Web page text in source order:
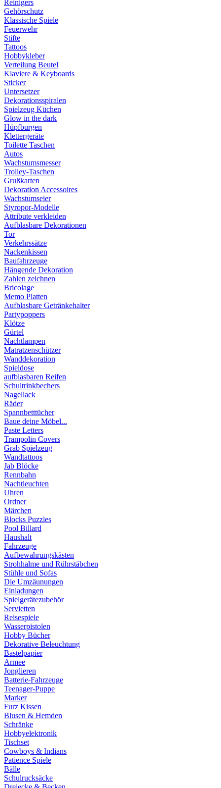
Reinigers
Gehörschutz
Klassische Spiele
Feuerwehr
Stifte
Tattoos
Hobbykleber
Verteilung Beutel
Klaviere & Keyboards
Sticker
Untersetzer
Dekorationsspiralen
Spielzeug Küchen
Glow in the dark
Hüpfburgen
Klettergeräte
Toilette Taschen
Autos
Wachstumsmesser
Trolley-Taschen
Grußkarten
Dekoration Accessoires
Wachstumseier
Styropor-Modelle
Attribute verkleiden
Aufblasbare Dekorationen
Tor
Verkehrssätze
Nackenkissen
Baufahrzeuge
Hängende Dekoration
Zahlen zeichnen
Bricolage
Memo Platten
Aufblasbare Getränkehalter
Partypoppers
Klötze
Gürtel
Nachtlampen
Matratzenschützer
Wanddekoration
Spieldose
aufblasbaren Reifen
Schultrinkbechers
Nagellack
Räder
Spannbetttücher
Baue deine Möbel...
Paste Letters
Trampolin Covers
Grab Spielzeug
Wandtattoos
Jab Blöcke
Rennbahn
Nachtleuchten
Uhren
Ordner
Märchen
Blocks Puzzles
Pool Billard
Haushalt
Fahrzeuge
Aufbewahrungskästen
Strohhalme und Rührstäbchen
Stühle und Sofas
Die Umzäunungen
Einladungen
Spielgerätezubehör
Servietten
Reisespiele
Wasserpistolen
Hobby Bücher
Dekorative Beleuchtung
Bastelpapier
Armee
Jonglieren
Batterie-Fahrzeuge
Teenager-Puppe
Marker
Furz Kissen
Blusen & Hemden
Schränke
Hobbyelektronik
Tischset
Cowboys & Indians
Patience Spiele
Bälle
Schulrucksäcke